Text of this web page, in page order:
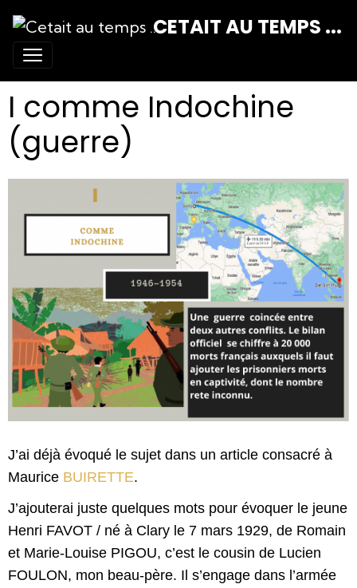
CETAIT AU TEMPS ...
I comme Indochine
(guerre)
J’ai déjà évoqué le sujet dans un article consacré à
Maurice BUIRETTE.
J’ajouterai juste quelques mots pour évoquer le jeune
Henri FAVOT / né à Clary le 7 mars 1929, de Romain
et Marie-Louise PIGOU, c’est le cousin de Lucien
FOULON, mon beau-père. Il s’engage dans l’armée